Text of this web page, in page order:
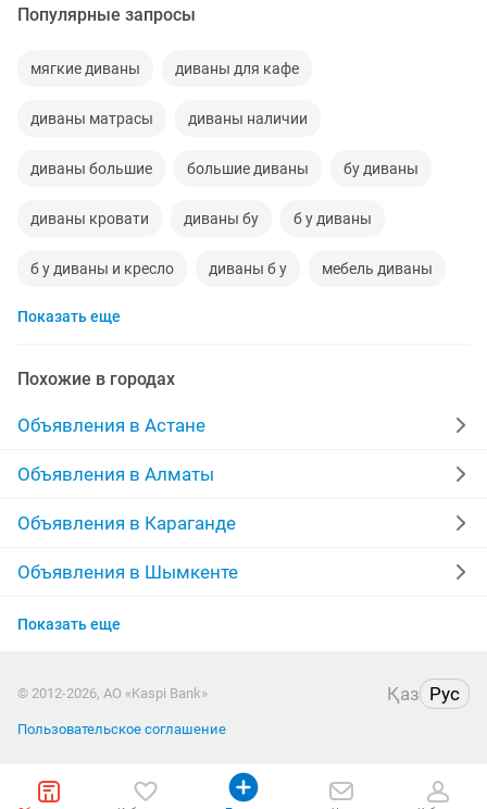
Популярные запросы
мягкие диваны диваны для кафе
диваны матрасы диваны наличии
диваны большие большие диваны бу диваны
диваны кровати диваны бу б у диваны
б у диваны и кресло диваны б у мебель диваны
Показать еще
Похожие в городах
Объявления в Астане
Объявления в Алматы
Объявления в Караганде
Объявления в Шымкенте
Объявления в Усть-Каменогорске
Объявления в Таразе
Объявления в Павлодаре
Показать еще
© 2012-2026, АО «Kaspi Bank» Қаз Рус
Пользовательское соглашение